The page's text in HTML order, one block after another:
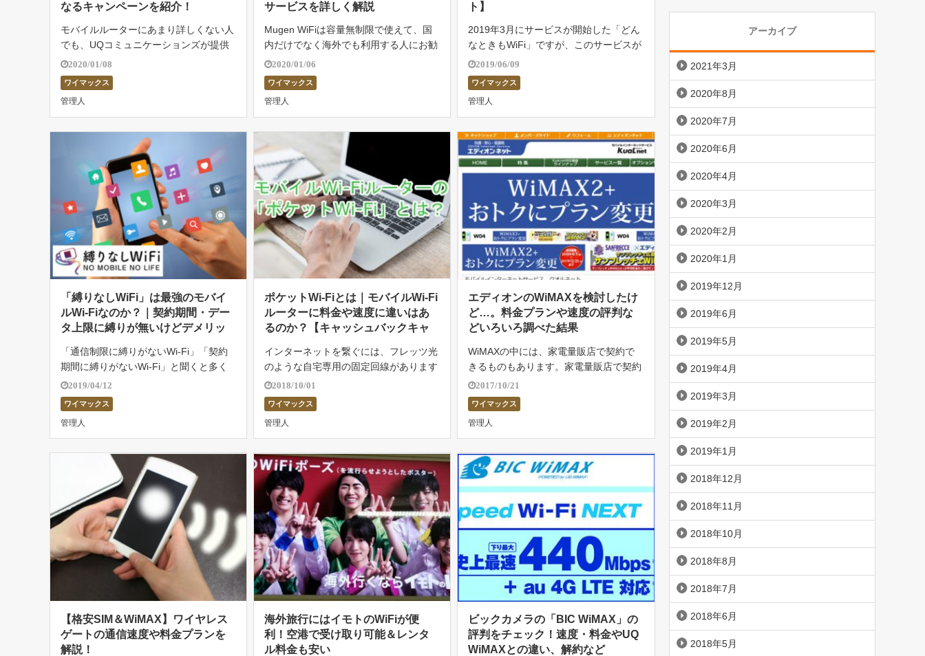
なるキャンペーンを紹介！
モバイルルーターにあまり詳しくない人
でも、UQコミュニケーションズが提供
している「WiMAX」という名前なら聞
いたことがありませんか？ モバイルル
ーターとは家でも外でもネットを利用し
たい人、スマホ・タブレット・ゲーム機
な […]
2020/01/08
ワイマックス
管理人
サービスを詳しく解説
Mugen WiFiは容量無制限で使えて、国
内だけでなく海外でも利用する人にお勧
めのモバイルルーターです。料金はWiM
AXやどんなときもWiFiと比較すると少
しですが安い方です。 中には「WiMAX
のような使い放題のプラ […]
2020/01/06
ワイマックス
管理人
ト】
2019年3月にサービスが開始した「どん
なときもWiFi」ですが、このサービスが
気になっている人はいるのではないでし
ょうか？ 「どんなときもWiFi」は名前
の通り、いつどんなときでもWi-Fiが使
えるルーターです。提供し […]
2019/06/09
ワイマックス
管理人
「縛りなしWiFi」は最強のモバイ
ルWi-Fiなのか？｜契約期間・デー
タ上限に縛りが無いけどデメリッ
「通信制限に縛りがないWi-Fi」「契約
期間に縛りがないWi-Fi」と聞くと多く
の人は興味を抱くのではないでしょう
か？ 「縛りなしWiFi」とはインパクト
のある名前ですが、れっきとしたモバイ
ルWi-Fiです。 このサービ […]
2019/04/12
ワイマックス
管理人
ポケットWi-Fiとは｜モバイルWi-Fi
ルーターに料金や速度に違いはあ
るのか？【キャッシュバックキャ
インターネットを繋ぐには、フレッツ光
のような自宅専用の固定回線があります
が、自宅から持ち運びができるモバイル
Wi-Fiルーターも人気の通信端末です。
そこで当記事では、モバイルWi-Fiルー
ターの中でも人気のある「ポケッ […]
2018/10/01
ワイマックス
管理人
エディオンのWiMAXを検討したけ
ど…。料金プランや速度の評判な
どいろいろ調べた結果
WiMAXの中には、家電量販店で契約で
きるものもあります。家電量販店で契約
できるWiMAXは本当にお得なのか、気
になりますよね。 また普通のWiMAXと
比べて評判がどうなのかも心配になるで
しょう。 この記事ではエディオン […]
2017/10/21
ワイマックス
管理人
【格安SIM＆WiMAX】ワイヤレス
ゲートの通信速度や料金プランを
解説！
海外旅行にはイモトのWiFiが便
利！空港で受け取り可能＆レンタ
ル料金も安い
ビックカメラの「BIC WiMAX」の
評判をチェック！速度・料金やUQ
WiMAXとの違い、解約など
アーカイブ
2021年3月
2020年8月
2020年7月
2020年6月
2020年4月
2020年3月
2020年2月
2020年1月
2019年12月
2019年6月
2019年5月
2019年4月
2019年3月
2019年2月
2019年1月
2018年12月
2018年11月
2018年10月
2018年8月
2018年7月
2018年6月
2018年5月